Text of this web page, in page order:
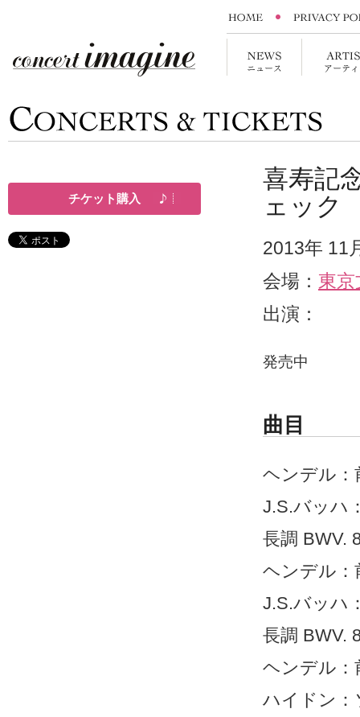
チケット購入
喜寿記
ェック
2013年 11
会場： 東
出演：
発売中
曲目
ヘンデル：
J.S.バッハ
長調 BWV.
ヘンデル：
J.S.バッハ
長調 BWV.
ヘンデル：
ハイドン：